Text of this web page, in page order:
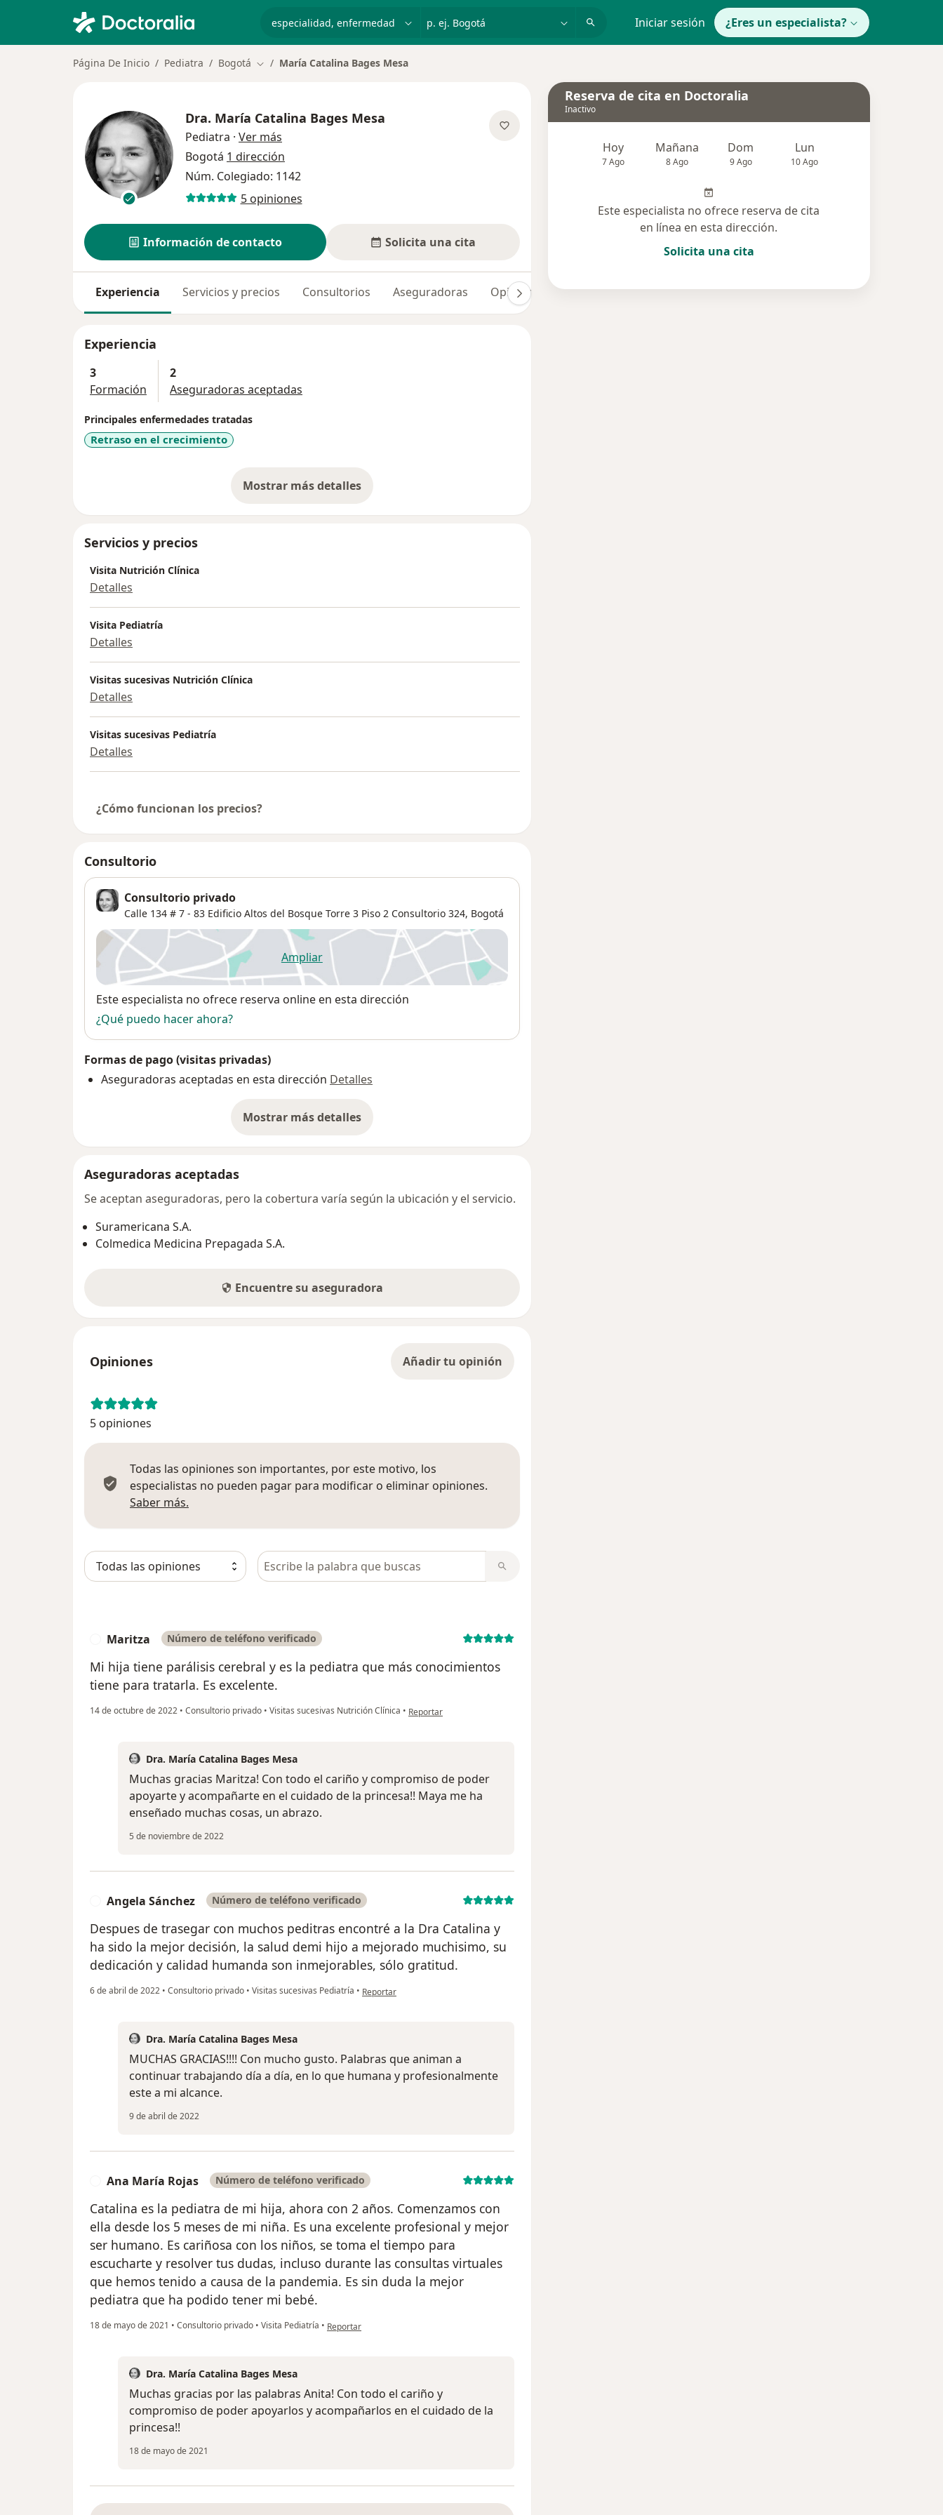
p. ej. Bogotá Iniciar sesión ¿Eres un especialista?
Página De Inicio Pediatra Bogotá Cambiar de ciudad
María Catalina Bages Mesa
Dra. María Catalina Bages Mesa
Pediatra · Ver más
Bogotá 1 dirección
Núm. Colegiado: 1142
5 opiniones
Información de contacto Solicita una cita
Experiencia Servicios y precios Consultorios Aseguradoras Opiniones (5) Dudas solucionadas (1)
Experiencia
3
Formación
2
Aseguradoras aceptadas
Principales enfermedades tratadas
Retraso en el crecimiento
Mostrar más detalles
sobre la experiencia
Servicios y precios
Visita Nutrición Clínica
Detalles
Visita Pediatría
Detalles
Visitas sucesivas Nutrición Clínica
Detalles
Visitas sucesivas Pediatría
Detalles
¿Cómo funcionan los precios?
Consultorio
Consultorio privado
Calle 134 # 7 - 83 Edificio Altos del Bosque Torre 3 Piso 2 Consultorio 324, Bogotá
Ampliarse abre en una nueva pestaña
Disponibilidad
Este especialista no ofrece reserva online en esta dirección
¿Qué puedo hacer ahora?
Formas de pago (visitas privadas)
Aseguradoras aceptadas en esta dirección Detalles
Mostrar más detalles
sobre la dirección
Aseguradoras aceptadas
Se aceptan aseguradoras, pero la cobertura varía según la ubicación y el servicio.
Suramericana S.A.
Colmedica Medicina Prepagada S.A.
Encuentre su aseguradora
Opiniones Añadir tu opinión
5 opiniones
Todas las opiniones son importantes, por este motivo, los
especialistas no pueden pagar para modificar o eliminar opiniones.
Saber más.
Busca en opiniones
Maritza Número de teléfono verificado
Mi hija tiene parálisis cerebral y es la pediatra que más conocimientos
tiene para tratarla. Es excelente.
14 de octubre de 2022 • Consultorio privado • Visitas sucesivas Nutrición Clínica • en opinión del usuario Maritza
Reportar
Dra. María Catalina Bages Mesa
Muchas gracias Maritza! Con todo el cariño y compromiso de poder
apoyarte y acompañarte en el cuidado de la princesa!! Maya me ha
enseñado muchas cosas, un abrazo.
5 de noviembre de 2022
Angela Sánchez Número de teléfono verificado
Despues de trasegar con muchos peditras encontré a la Dra Catalina y
ha sido la mejor decisión, la salud demi hijo a mejorado muchisimo, su
dedicación y calidad humanda son inmejorables, sólo gratitud.
6 de abril de 2022 • Consultorio privado • Visitas sucesivas Pediatría • en opinión del usuario Angela Sánchez
Reportar
Dra. María Catalina Bages Mesa
MUCHAS GRACIAS!!!! Con mucho gusto. Palabras que animan a
continuar trabajando día a día, en lo que humana y profesionalmente
este a mi alcance.
9 de abril de 2022
Ana María Rojas Número de teléfono verificado
Catalina es la pediatra de mi hija, ahora con 2 años. Comenzamos con
ella desde los 5 meses de mi niña. Es una excelente profesional y mejor
ser humano. Es cariñosa con los niños, se toma el tiempo para
escucharte y resolver tus dudas, incluso durante las consultas virtuales
que hemos tenido a causa de la pandemia. Es sin duda la mejor
pediatra que ha podido tener mi bebé.
18 de mayo de 2021 • Consultorio privado • Visita Pediatría • en opinión del usuario Ana María Rojas
Reportar
Dra. María Catalina Bages Mesa
Muchas gracias por las palabras Anita! Con todo el cariño y
compromiso de poder apoyarlos y acompañarlos en el cuidado de la
princesa!!
18 de mayo de 2021
Reserva de cita en Doctoralia
Inactivo
Hoy
7 Ago
Mañana
8 Ago
Dom
9 Ago
Lun
10 Ago
Este especialista no ofrece reserva de cita
en línea en esta dirección.
Solicita una cita